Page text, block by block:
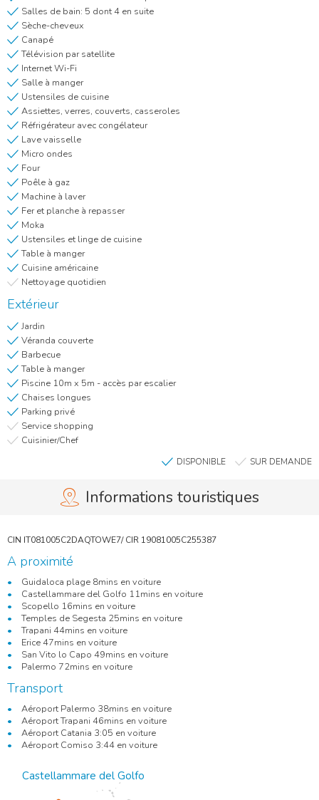
Salles de bain: 5 dont 4 en suite
Sèche-cheveux
Canapé
Télévision par satellite
Internet Wi-Fi
Salle à manger
Ustensiles de cuisine
Assiettes, verres, couverts, casseroles
Réfrigérateur avec congélateur
Lave vaisselle
Micro ondes
Four
Poêle à gaz
Machine à laver
Fer et planche à repasser
Moka
Ustensiles et linge de cuisine
Table à manger
Cuisine américaine
Nettoyage quotidien
Extérieur
Jardin
Véranda couverte
Barbecue
Table à manger
Piscine 10m x 5m - accès par escalier
Chaises longues
Parking privé
Service shopping
Cuisinier/Chef
DISPONIBLE SUR DEMANDE
Informations touristiques
A proximité
Guidaloca plage 8mins en voiture
Castellammare del Golfo 11mins en voiture
Scopello 16mins en voiture
Temples de Segesta 25mins en voiture
Trapani 44mins en voiture
Erice 47mins en voiture
San Vito lo Capo 49mins en voiture
Palermo 72mins en voiture
Transport
Aéroport Palermo 38mins en voiture
Aéroport Trapani 46mins en voiture
Aéroport Catania 3:05 en voiture
Aéroport Comiso 3:44 en voiture
Castellammare del Golfo